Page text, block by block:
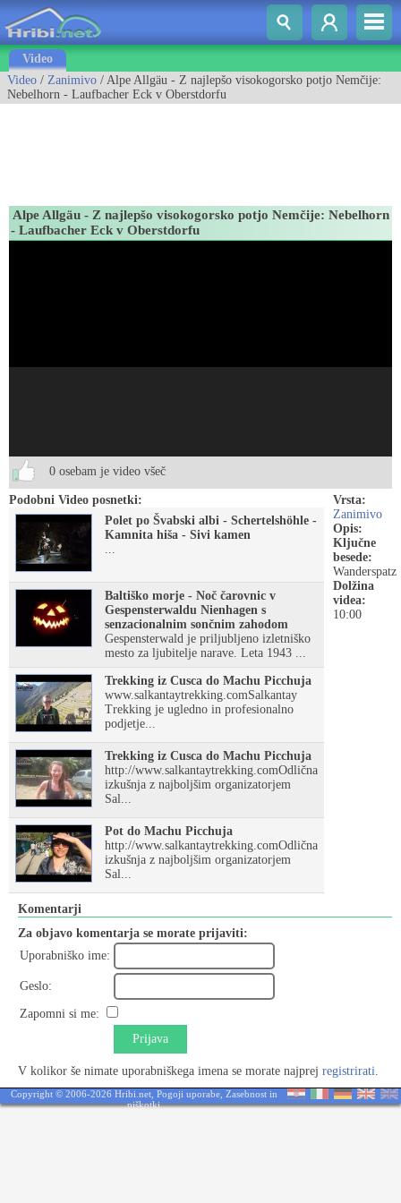
Video
Video / Zanimivo / Alpe Allgäu - Z najlepšo visokogorsko potjo Nemčije:
Nebelhorn - Laufbacher Eck v Oberstdorfu
Alpe Allgäu - Z najlepšo visokogorsko potjo Nemčije: Nebelhorn
- Laufbacher Eck v Oberstdorfu
0 osebam je video všeč
Podobni Video posnetki:
Polet po Švabski albi - Schertelshöhle -
Kamnita hiša - Sivi kamen
...
Baltiško morje - Noč čarovnic v
Gespensterwaldu Nienhagen s
senzacionalnim sončnim zahodom
Gespensterwald je priljubljeno izletniško
mesto za ljubitelje narave. Leta 1943 ...
Trekking iz Cusca do Machu Picchuja
www.salkantaytrekking.comSalkantay
Trekking je ugledno in profesionalno
podjetje...
Trekking iz Cusca do Machu Picchuja
http://www.salkantaytrekking.comOdlična
izkušnja z najboljšim organizatorjem
Sal...
Pot do Machu Picchuja
http://www.salkantaytrekking.comOdlična
izkušnja z najboljšim organizatorjem
Sal...
Vrsta:
Zanimivo
Opis:
Ključne
besede:
Wanderspatz
Dolžina
videa:
10:00
Komentarji
Za objavo komentarja se morate prijaviti:
Uporabniško ime:
Geslo:
Zapomni si me:
Prijava
V kolikor še nimate uporabniškega imena se morate najprej registrirati.
Copyright © 2006-2026 Hribi.net, Pogoji uporabe, Zasebnost in
piškotki